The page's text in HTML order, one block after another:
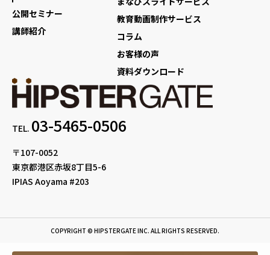
TEL. 03-5465-0506
〒107-0052
東京都港区赤坂8丁目5-6
IPIAS Aoyama #203
公開セミナー
講師紹介
教育動画制作サービス
コラム
お客様の声
資料ダウンロード
COPYRIGHT © HIPSTERGATE INC. ALL RIGHTS RESERVED.